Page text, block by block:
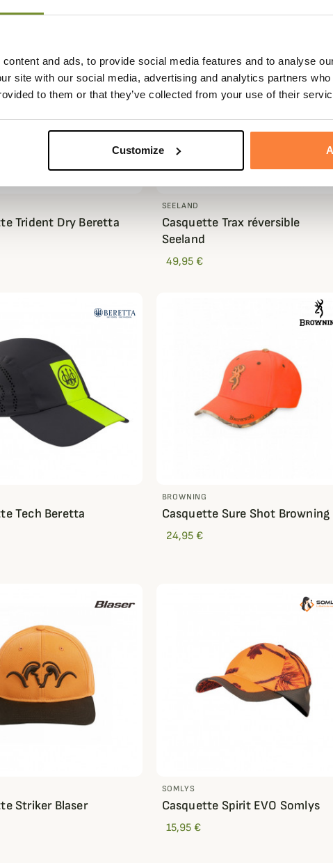
and ads, to provide social media features and to analyse
site with our social media, advertising and analytics partners
to them or that they’ve collected from your use of their
Customize
Trident Dry Beretta
SEELAND
Casquette Trax réversible
Seeland
49,95 €
Tech Beretta
BROWNING
Casquette Sure Shot Browning
24,95 €
Striker Blaser
SOMLYS
Casquette Spirit EVO Somlys
15,95 €